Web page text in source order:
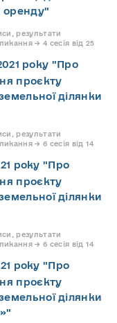
оренду"
результати
→ 4 сесія від 25
року "Про
проєкту
ділянки
результати
→ 6 сесія від 14
року "Про
проєкту
ділянки
результати
→ 6 сесія від 14
року "Про
проєкту
ділянки